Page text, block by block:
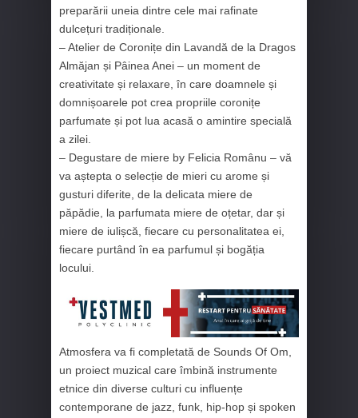
preparării uneia dintre cele mai rafinate
dulcețuri tradiționale.
– Atelier de Coronițe din Lavandă de la Dragos
Almăjan și Pâinea Anei – un moment de
creativitate și relaxare, în care doamnele și
domnișoarele pot crea propriile coronițe
parfumate și pot lua acasă o amintire specială
a zilei.
– Degustare de miere by Felicia Românu – vă
va aștepta o selecție de mieri cu arome și
gusturi diferite, de la delicata miere de
păpădie, la parfumata miere de oțetar, dar și
miere de iulișcă, fiecare cu personalitatea ei,
fiecare purtând în ea parfumul și bogăția
locului.
Atmosfera va fi completată de Sounds Of Om,
un proiect muzical care îmbină instrumente
etnice din diverse culturi cu influențe
contemporane de jazz, funk, hip-hop și spoken